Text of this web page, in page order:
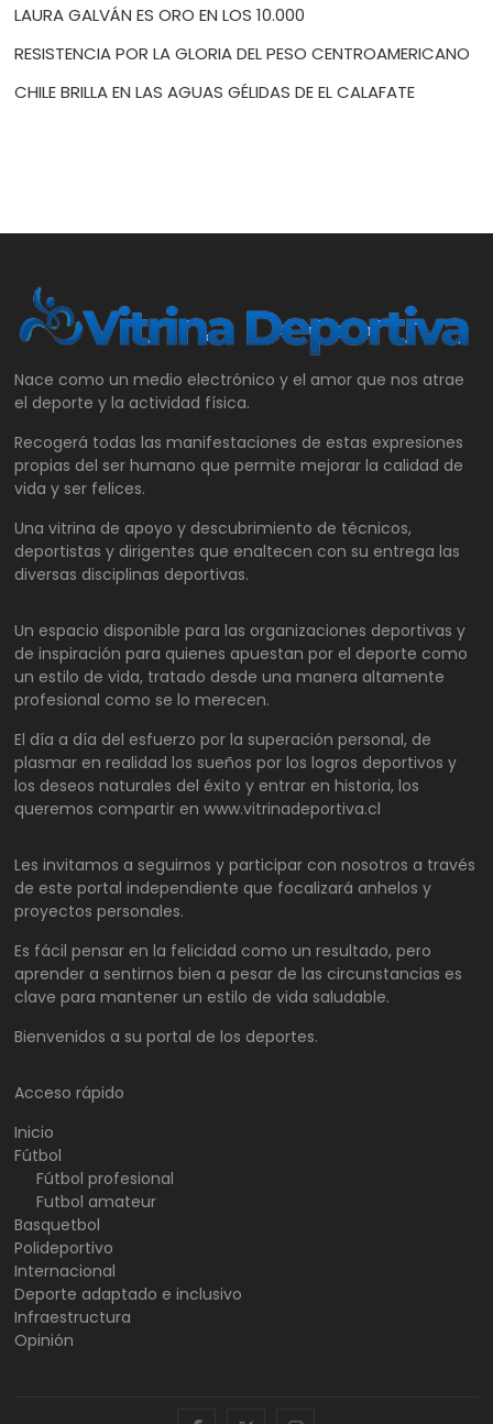
LAURA GALVÁN ES ORO EN LOS 10.000
RESISTENCIA POR LA GLORIA DEL PESO CENTROAMERICANO
CHILE BRILLA EN LAS AGUAS GÉLIDAS DE EL CALAFATE
Nace como un medio electrónico y el amor que nos atrae
el deporte y la actividad física.
Recogerá todas las manifestaciones de estas expresiones
propias del ser humano que permite mejorar la calidad de
vida y ser felices.
Una vitrina de apoyo y descubrimiento de técnicos,
deportistas y dirigentes que enaltecen con su entrega las
diversas disciplinas deportivas.
Un espacio disponible para las organizaciones deportivas y
de inspiración para quienes apuestan por el deporte como
un estilo de vida, tratado desde una manera altamente
profesional como se lo merecen.
El día a día del esfuerzo por la superación personal, de
plasmar en realidad los sueños por los logros deportivos y
los deseos naturales del éxito y entrar en historia, los
queremos compartir en www.vitrinadeportiva.cl
Les invitamos a seguirnos y participar con nosotros a través
de este portal independiente que focalizará anhelos y
proyectos personales.
Es fácil pensar en la felicidad como un resultado, pero
aprender a sentirnos bien a pesar de las circunstancias es
clave para mantener un estilo de vida saludable.
Bienvenidos a su portal de los deportes.
Acceso rápido
Inicio
Fútbol
Fútbol profesional
Futbol amateur
Basquetbol
Polideportivo
Internacional
Deporte adaptado e inclusivo
Infraestructura
Opinión